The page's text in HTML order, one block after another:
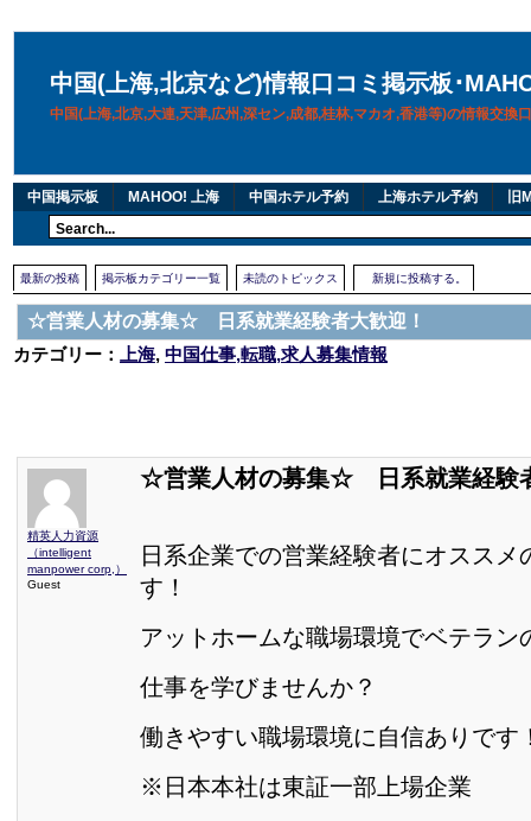
中国(上海,北京など)情報口コミ掲示板･
中国(上海,北京,大連,天津,広州,深セン,成都,桂林,マカオ,香港等)の情報交換
中国掲示板 MAHOO! 上海 中国ホテル予約 上海ホテル予約 旧
最新の投稿 掲示板カテゴリー一覧 未読のトピックス 新規に投稿する。
☆営業人材の募集☆ 日系就業経験者大歓迎！
カテゴリー：
上海, 中国仕事,転職,求人募集情報
精英人力資源
（intelligent
manpower corp,）
Guest
☆営業人材の募集☆ 日系就業経験
日系企業での営業経験者にオススメ
す！
アットホームな職場環境でベテラン
仕事を学びませんか？
働きやすい職場環境に自信ありです
※日本本社は東証一部上場企業